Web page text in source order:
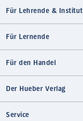
Für Lehrende &
Für Lernende
Für den Handel
Der Hueber Verlag
Service